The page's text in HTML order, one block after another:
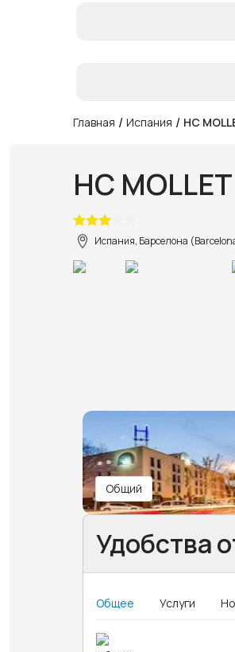
Главная / Испания / HC
HC
Испания, Барселона
Общий
Удобства
Общее Услуги